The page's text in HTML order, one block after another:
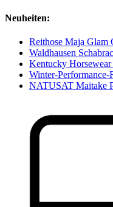
Neuheiten:
Reithose Maja Glam
Waldhausen
Kentucky
Winter-
NATUSAT Maitake